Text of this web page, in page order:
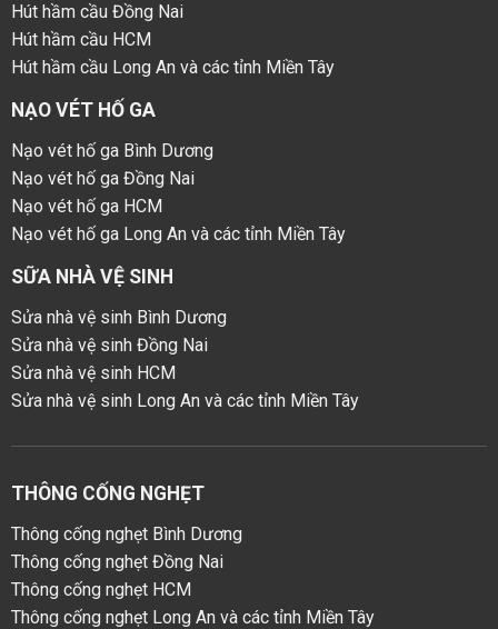
Hút hầm cầu Đồng Nai
Hút hầm cầu HCM
Hút hầm cầu Long An và các tỉnh Miền Tây
NẠO VÉT HỐ GA
Nạo vét hố ga Bình Dương
Nạo vét hố ga Đồng Nai
Nạo vét hố ga HCM
Nạo vét hố ga Long An và các tỉnh Miền Tây
SỮA NHÀ VỆ SINH
Sửa nhà vệ sinh Bình Dương
Sửa nhà vệ sinh Đồng Nai
Sửa nhà vệ sinh HCM
Sửa nhà vệ sinh Long An và các tỉnh Miền Tây
THÔNG CỐNG NGHẸT
Thông cống nghẹt Bình Dương
Thông cống nghẹt Đồng Nai
Thông cống nghẹt HCM
Thông cống nghẹt Long An và các tỉnh Miền Tây